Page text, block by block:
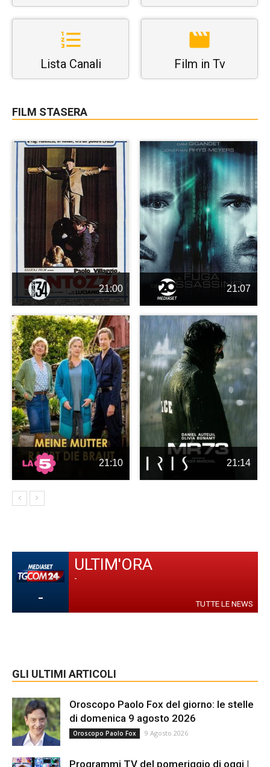
Lista Canali Film in Tv
FILM STASERA
21:00 21:07
21:10 21:14
-
ULTIM'ORA
-
TUTTE LE NEWS
GLI ULTIMI ARTICOLI
Oroscopo Paolo Fox del giorno: le stelle
di domenica 9 agosto 2026
Oroscopo Paolo Fox 9 Agosto 2026
Programmi TV del pomeriggio di oggi |